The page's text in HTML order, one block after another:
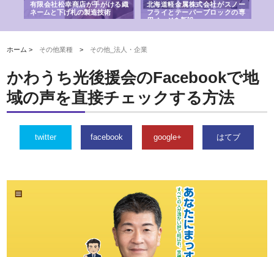
有限会社松幸商店が手がける織
ネームと下げ札の製造技術
北海道軽金属株式会社がスノー
フライとテーパーブロックの専
用ページを新設
ホーム > その他業種 > その他_法人・企業
かわうち光後援会のFacebookで地
域の声を直接チェックする方法
twitter facebook google+ はてブ